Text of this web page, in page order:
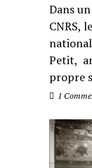
Dans
CNRS,
Petit,
propre
1